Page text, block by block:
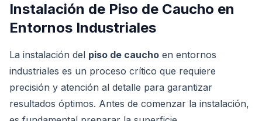
Instalación de Piso de Caucho en
Entornos Industriales
La instalación del piso de caucho en entornos
industriales es un proceso crítico que requiere
precisión y atención al detalle para garantizar
resultados óptimos. Antes de comenzar la instalación,